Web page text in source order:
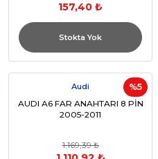
157,40 ₺
Stokta Yok
%5
Audi
AUDI A6 FAR ANAHTARI 8 PİN
2005-2011
1.169,39 ₺